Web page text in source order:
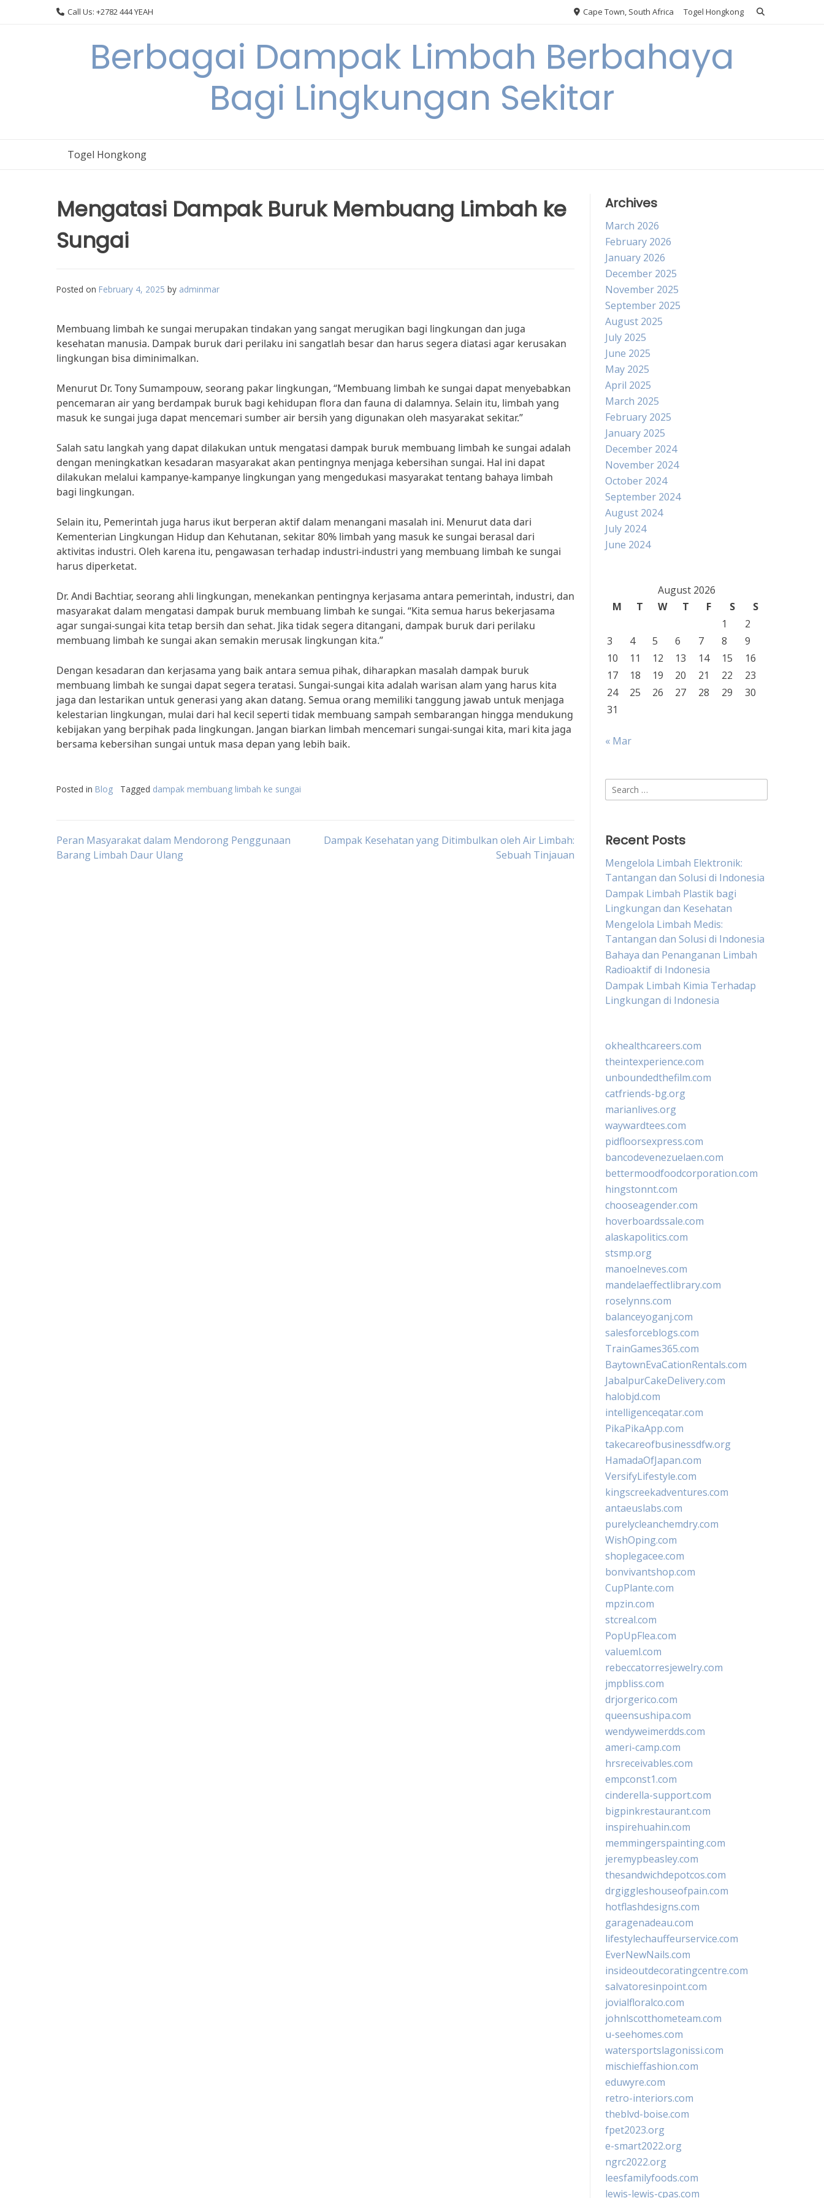
Call Us: +2782 444 YEAH Cape Town, South Africa Togel Hongkong
Berbagai Dampak Limbah Berbahaya
Bagi Lingkungan Sekitar
Togel Hongkong
Mengatasi Dampak Buruk Membuang Limbah ke
Sungai
Posted on February 4, 2025 by adminmar
Membuang limbah ke sungai merupakan tindakan yang sangat merugikan bagi lingkungan dan juga
kesehatan manusia. Dampak buruk dari perilaku ini sangatlah besar dan harus segera diatasi agar kerusakan
lingkungan bisa diminimalkan.
Menurut Dr. Tony Sumampouw, seorang pakar lingkungan, “Membuang limbah ke sungai dapat menyebabkan
pencemaran air yang berdampak buruk bagi kehidupan flora dan fauna di dalamnya. Selain itu, limbah yang
masuk ke sungai juga dapat mencemari sumber air bersih yang digunakan oleh masyarakat sekitar.”
Salah satu langkah yang dapat dilakukan untuk mengatasi dampak buruk membuang limbah ke sungai adalah
dengan meningkatkan kesadaran masyarakat akan pentingnya menjaga kebersihan sungai. Hal ini dapat
dilakukan melalui kampanye-kampanye lingkungan yang mengedukasi masyarakat tentang bahaya limbah
bagi lingkungan.
Selain itu, Pemerintah juga harus ikut berperan aktif dalam menangani masalah ini. Menurut data dari
Kementerian Lingkungan Hidup dan Kehutanan, sekitar 80% limbah yang masuk ke sungai berasal dari
aktivitas industri. Oleh karena itu, pengawasan terhadap industri-industri yang membuang limbah ke sungai
harus diperketat.
Dr. Andi Bachtiar, seorang ahli lingkungan, menekankan pentingnya kerjasama antara pemerintah, industri, dan
masyarakat dalam mengatasi dampak buruk membuang limbah ke sungai. “Kita semua harus bekerjasama
agar sungai-sungai kita tetap bersih dan sehat. Jika tidak segera ditangani, dampak buruk dari perilaku
membuang limbah ke sungai akan semakin merusak lingkungan kita.”
Dengan kesadaran dan kerjasama yang baik antara semua pihak, diharapkan masalah dampak buruk
membuang limbah ke sungai dapat segera teratasi. Sungai-sungai kita adalah warisan alam yang harus kita
jaga dan lestarikan untuk generasi yang akan datang. Semua orang memiliki tanggung jawab untuk menjaga
kelestarian lingkungan, mulai dari hal kecil seperti tidak membuang sampah sembarangan hingga mendukung
kebijakan yang berpihak pada lingkungan. Jangan biarkan limbah mencemari sungai-sungai kita, mari kita jaga
bersama kebersihan sungai untuk masa depan yang lebih baik.
Posted in Blog Tagged dampak membuang limbah ke sungai
Post
Peran Masyarakat dalam Mendorong Penggunaan
Barang Limbah Daur Ulang
Dampak Kesehatan yang Ditimbulkan oleh Air Limbah:
Sebuah Tinjauan
Archives
March 2026
February 2026
January 2026
December 2025
November 2025
September 2025
August 2025
July 2025
June 2025
May 2025
April 2025
March 2025
February 2025
January 2025
December 2024
November 2024
October 2024
September 2024
August 2024
July 2024
June 2024
August 2026
M
T W T F S
S
1
2
3
4 5 6 7 8
9
10
11 12 13 14 15
16
17
18 19 20 21 22
23
24
25 26 27 28 29
30
31
« Mar
Search
for:
Recent Posts
Mengelola Limbah Elektronik:
Tantangan dan Solusi di Indonesia
Dampak Limbah Plastik bagi
Lingkungan dan Kesehatan
Mengelola Limbah Medis:
Tantangan dan Solusi di Indonesia
Bahaya dan Penanganan Limbah
Radioaktif di Indonesia
Dampak Limbah Kimia Terhadap
Lingkungan di Indonesia
okhealthcareers.com
theintexperience.com
unboundedthefilm.com
catfriends-bg.org
marianlives.org
waywardtees.com
pidfloorsexpress.com
bancodevenezuelaen.com
bettermoodfoodcorporation.com
hingstonnt.com
chooseagender.com
hoverboardssale.com
alaskapolitics.com
stsmp.org
manoelneves.com
mandelaeffectlibrary.com
roselynns.com
balanceyoganj.com
salesforceblogs.com
TrainGames365.com
BaytownEvaCationRentals.com
JabalpurCakeDelivery.com
halobjd.com
intelligenceqatar.com
PikaPikaApp.com
takecareofbusinessdfw.org
HamadaOfJapan.com
VersifyLifestyle.com
kingscreekadventures.com
antaeuslabs.com
purelycleanchemdry.com
WishOping.com
shoplegacee.com
bonvivantshop.com
CupPlante.com
mpzin.com
stcreal.com
PopUpFlea.com
valueml.com
rebeccatorresjewelry.com
jmpbliss.com
drjorgerico.com
queensushipa.com
wendyweimerdds.com
ameri-camp.com
hrsreceivables.com
empconst1.com
cinderella-support.com
bigpinkrestaurant.com
inspirehuahin.com
memmingerspainting.com
jeremypbeasley.com
thesandwichdepotcos.com
drgiggleshouseofpain.com
hotflashdesigns.com
garagenadeau.com
lifestylechauffeurservice.com
EverNewNails.com
insideoutdecoratingcentre.com
salvatoresinpoint.com
jovialfloralco.com
johnlscotthometeam.com
u-seehomes.com
watersportslagonissi.com
mischieffashion.com
eduwyre.com
retro-interiors.com
theblvd-boise.com
fpet2023.org
e-smart2022.org
ngrc2022.org
leesfamilyfoods.com
lewis-lewis-cpas.com